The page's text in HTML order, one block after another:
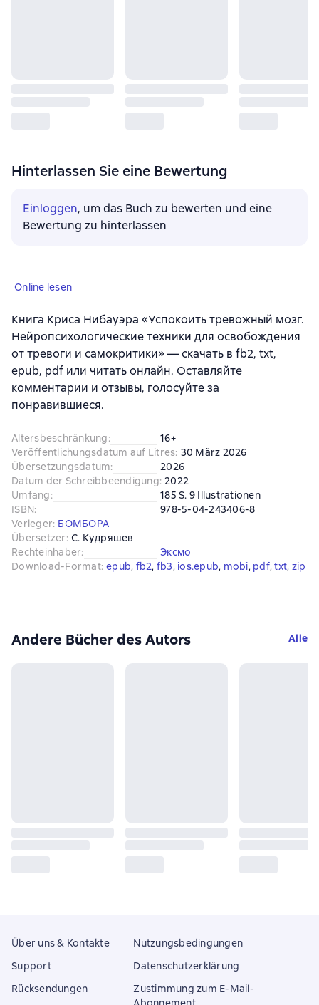
Hinterlassen Sie eine Bewertung
Einloggen, um das Buch zu bewerten und eine
Bewertung zu hinterlassen
Online lesen
Книга Криса Нибауэра «Успокоить тревожный мозг.
Нейропсихологические техники для освобождения
от тревоги и самокритики» — скачать в fb2, txt,
epub, pdf или читать онлайн. Оставляйте
комментарии и отзывы, голосуйте за
понравившиеся.
Altersbeschränkung:
16+
Veröffentlichungsdatum auf Litres: 30 März 2026
Übersetzungsdatum:
2026
Datum der Schreibbeendigung: 2022
Umfang:
185 S. 9 Illustrationen
ISBN:
978-5-04-243406-8
Verleger: БОМБОРА
Übersetzer: С. Кудряшев
Rechteinhaber:
Эксмо
Download-Format: epub, fb2, fb3, ios.epub, mobi, pdf, txt, zip
Andere Bücher des Autors Alle
Über uns & Kontakte
Support
Rücksendungen
Nutzungsbedingungen
Datenschutzerklärung
Zustimmung zum E-Mail-